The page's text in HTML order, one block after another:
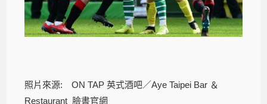
照片來源: ON TAP 英式酒吧／Aye Taipei Bar ＆
Restaurant 臉書官網